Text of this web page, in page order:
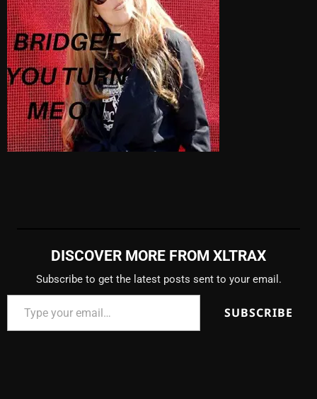
DISCOVER MORE FROM XLTRAX
Subscribe to get the latest posts sent to your email.
SUBSCRIBE